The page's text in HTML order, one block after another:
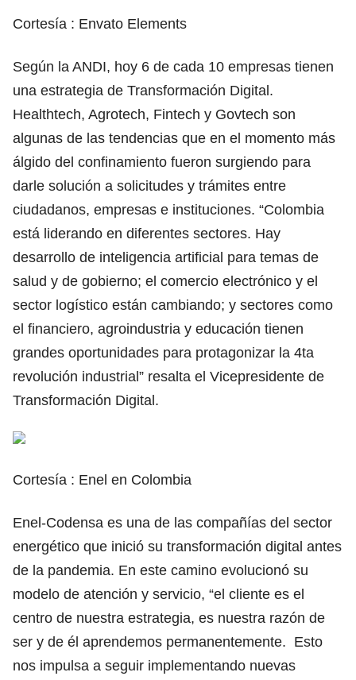
Cortesía : Envato Elements
Según la ANDI, hoy 6 de cada 10 empresas tienen
una estrategia de Transformación Digital.
Healthtech, Agrotech, Fintech y Govtech son
algunas de las tendencias que en el momento más
álgido del confinamiento fueron surgiendo para
darle solución a solicitudes y trámites entre
ciudadanos, empresas e instituciones. “Colombia
está liderando en diferentes sectores. Hay
desarrollo de inteligencia artificial para temas de
salud y de gobierno; el comercio electrónico y el
sector logístico están cambiando; y sectores como
el financiero, agroindustria y educación tienen
grandes oportunidades para protagonizar la 4ta
revolución industrial” resalta el Vicepresidente de
Transformación Digital.
Cortesía : Enel en Colombia
Enel-Codensa es una de las compañías del sector
energético que inició su transformación digital antes
de la pandemia. En este camino evolucionó su
modelo de atención y servicio, “el cliente es el
centro de nuestra estrategia, es nuestra razón de
ser y de él aprendemos permanentemente. Esto
nos impulsa a seguir implementando nuevas